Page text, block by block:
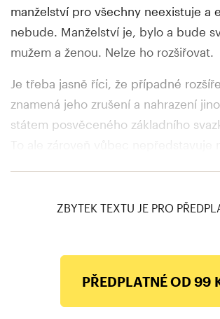
manželství pro všechny neexistuje a
nebude. Manželství je, bylo a bude
mužem a ženou. Nelze ho rozšiřovat.
Je třeba jasně říci, že případné
znamená jeho zrušení a nahrazení
státem posvěceného základního
ZBYTEK TEXTU JE PRO
PŘEDPLATNÉ OD 99